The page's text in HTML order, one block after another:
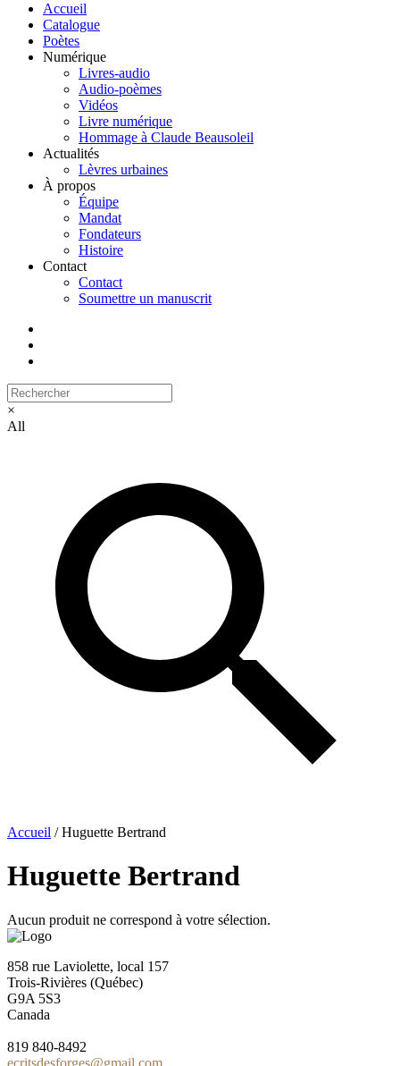
Accueil
Catalogue
Poètes
Numérique
Livres-audio
Audio-poèmes
Vidéos
Livre numérique
Hommage à Claude Beausoleil
Actualités
Lèvres urbaines
À propos
Équipe
Mandat
Fondateurs
Histoire
Contact
Contact
Soumettre un manuscrit
×
All
Accueil / Huguette Bertrand
Huguette Bertrand
Aucun produit ne correspond à votre sélection.
858 rue Laviolette, local 157
Trois-Rivières (Québec)
G9A 5S3
Canada
819 840-8492
ecritsdesforges@gmail.com